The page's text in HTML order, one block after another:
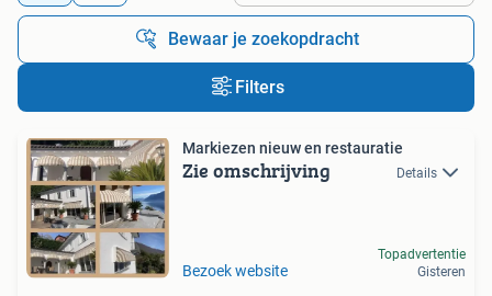
Bewaar je zoekopdracht
Filters
Markiezen nieuw en restauratie
Zie omschrijving Details
Bezoek website
Topadvertentie
Gisteren